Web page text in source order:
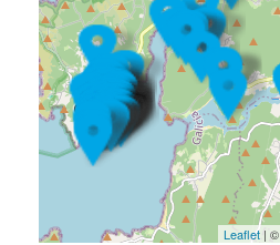
Leaflet| ©